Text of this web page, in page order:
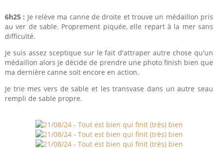
6h25 : Je relève ma canne de droite et trouve un médaillon pris
au ver de sable. Proprement piquée, elle repart à la mer sans
difficulté.
Je suis assez sceptique sur le fait d'attraper autre chose qu'un
médaillon alors je décide de prendre une photo finish bien que
ma dernière canne soit encore en action.
Je trie mes vers de sable et les transvase dans un autre seau
rempli de sable propre.